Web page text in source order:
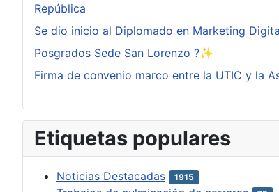
República
Se dio inicio al Diplomado en Marketing
Posgrados Sede San Lorenzo ?✨
Firma de convenio marco entre la UTIC y la
Etiquetas populares
Noticias Destacadas 1915